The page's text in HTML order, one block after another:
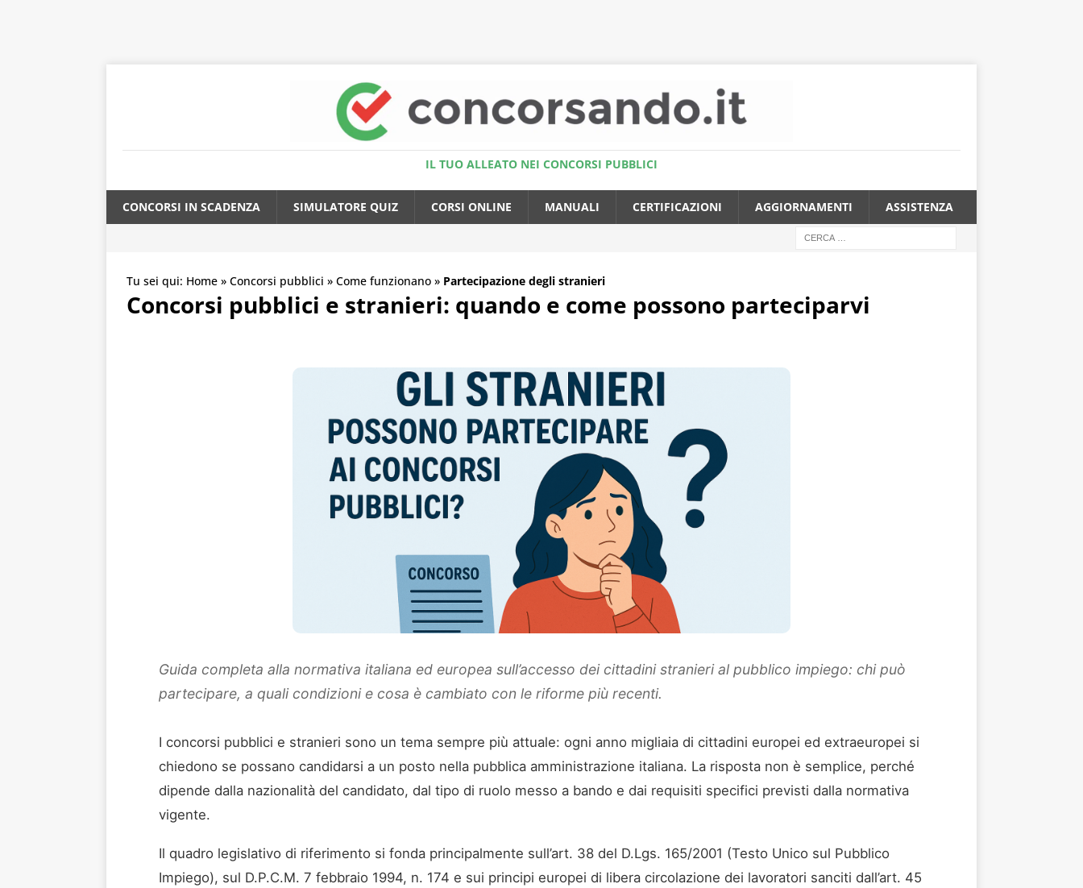
IL TUO ALLEATO NEI CONCORSI PUBBLICI
CONCORSI IN SCADENZA SIMULATORE QUIZ CORSI ONLINE MANUALI CERTIFICAZIONI AGGIORNAMENTI ASSISTENZA
Tu sei qui: Home » Concorsi pubblici » Come funzionano » Partecipazione degli stranieri
Concorsi pubblici e stranieri: quando e come possono parteciparvi
Guida completa alla normativa italiana ed europea sull’accesso dei cittadini stranieri al pubblico impiego: chi può
partecipare, a quali condizioni e cosa è cambiato con le riforme più recenti.
I concorsi pubblici e stranieri sono un tema sempre più attuale: ogni anno migliaia di cittadini europei ed extraeuropei si
chiedono se possano candidarsi a un posto nella pubblica amministrazione italiana. La risposta non è semplice, perché
dipende dalla nazionalità del candidato, dal tipo di ruolo messo a bando e dai requisiti specifici previsti dalla normativa
vigente.
Il quadro legislativo di riferimento si fonda principalmente sull’art. 38 del D.Lgs. 165/2001 (Testo Unico sul Pubblico
Impiego), sul D.P.C.M. 7 febbraio 1994, n. 174 e sui principi europei di libera circolazione dei lavoratori sanciti dall’art. 45